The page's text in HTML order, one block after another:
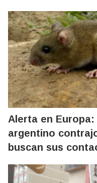
Alerta en
argentino
buscan sus